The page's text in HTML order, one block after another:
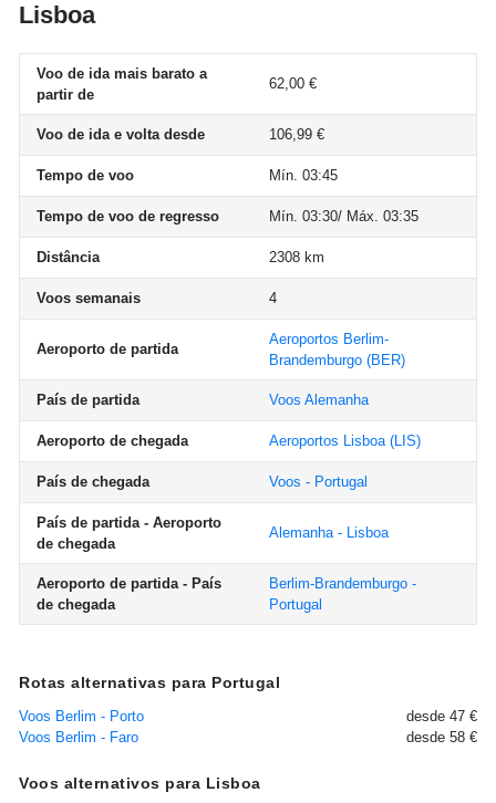
Lisboa
Voo de ida mais barato a
partir de
62,00 €
Voo de ida e volta desde 106,99 €
Tempo de voo Mín. 03:45
Tempo de voo de regresso Mín. 03:30/ Máx. 03:35
Distância 2308 km
Voos semanais 4
Aeroporto de partida
Aeroportos Berlim-
Brandemburgo (BER)
País de partida Voos Alemanha
Aeroporto de chegada Aeroportos Lisboa(LIS)
País de chegada Voos - Portugal
País de partida - Aeroporto
de chegada
Alemanha - Lisboa
Aeroporto de partida - País
de chegada
Berlim-Brandemburgo -
Portugal
Rotas alternativas para Portugal
Voos Berlim - Porto
desde 47 €
Voos Berlim - Faro
desde 58 €
Voos alternativos para Lisboa